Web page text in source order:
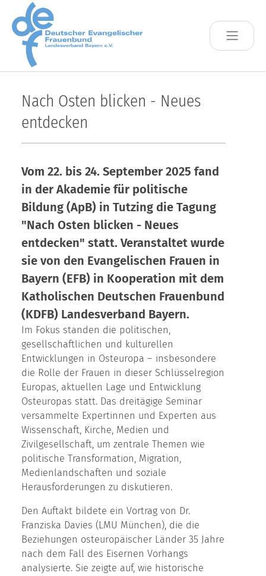
Skip to main content
Nach Osten blicken - Neues
entdecken
Vom 22. bis 24. September 2025 fand
in der Akademie für politische
Bildung (ApB) in Tutzing die Tagung
"Nach Osten blicken - Neues
entdecken" statt. Veranstaltet wurde
sie von den Evangelischen Frauen in
Bayern (EFB) in Kooperation mit dem
Katholischen Deutschen Frauenbund
(KDFB) Landesverband Bayern.
Im Fokus standen die politischen,
gesellschaftlichen und kulturellen
Entwicklungen in Osteuropa – insbesondere
die Rolle der Frauen in dieser Schlüsselregion
Europas, aktuellen Lage und Entwicklung
Osteuropas statt. Das dreitägige Seminar
versammelte Expertinnen und Experten aus
Wissenschaft, Kirche, Medien und
Zivilgesellschaft, um zentrale Themen wie
politische Transformation, Migration,
Medienlandschaften und soziale
Herausforderungen zu diskutieren.
Den Auftakt bildete ein Vortrag von Dr.
Franziska Davies (LMU München), die die
Beziehungen osteuropäischer Länder 35 Jahre
nach dem Fall des Eisernen Vorhangs
analysierte. Sie zeigte auf, wie historische